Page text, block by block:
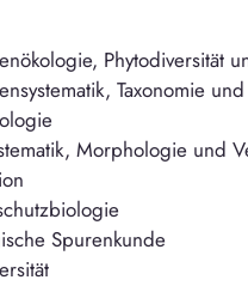
Phytodiversität
Taxonomie
Morphologie und
Spurenkunde